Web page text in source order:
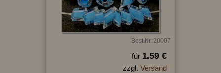
Best.Nr.:20007
für 1.59 €
zzgl. Versand